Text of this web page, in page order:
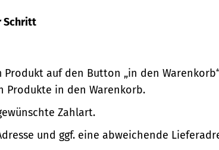
Schritt
Produkt auf den Button „in den
Produkte in den Warenkorb.
Zahlart.
und ggf. eine abweichende